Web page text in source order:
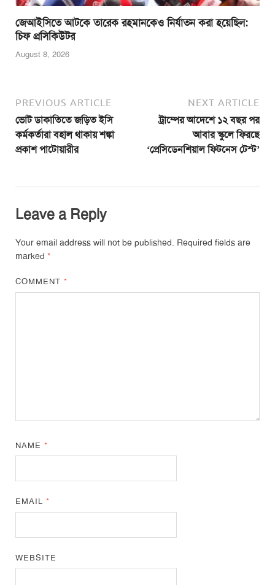
জেআইসিতে আটকে তারেক রহমানকেও নির্যাতন করা হয়েছিল:
চিফ প্রসিকিউটর
August 8, 2026
PREVIOUS ARTICLE
ভোট ডাকাতিতে জড়িত ইসি
কর্মকর্তারা বহাল থাকায় শঙ্কা
প্রকাশ পাটোয়ারীর
NEXT ARTICLE
ট্রাম্পের আদেশে ১২ বছর পর
আবার স্কুলে ফিরছে
‘প্রেসিডেনশিয়াল ফিটনেস টেস্ট’
Leave a Reply
Your email address will not be published. Required fields are
marked *
COMMENT*
NAME*
EMAIL*
WEBSITE